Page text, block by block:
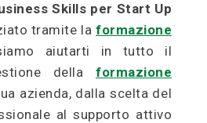
Skills per Start Up
tramite la formazione
aiutarti in tutto il
della formazione
azienda, dalla scelta del
al supporto attivo